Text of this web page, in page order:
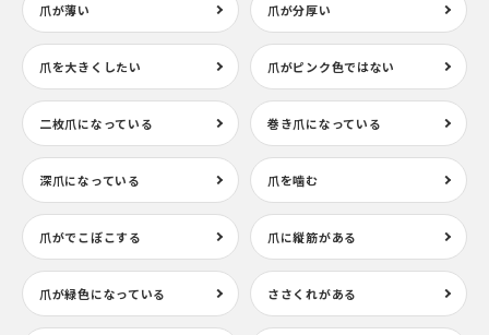
爪が薄い 爪が分厚い
爪を大きくしたい 爪がピンク色ではない
二枚爪になっている 巻き爪になっている
深爪になっている 爪を噛む
爪がでこぼこする 爪に縦筋がある
爪が緑色になっている ささくれがある